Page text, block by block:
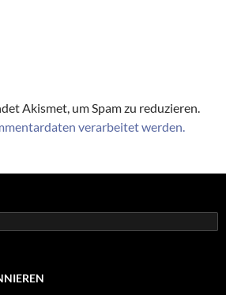
Akismet, um Spam zu reduzieren.
verarbeitet werden.